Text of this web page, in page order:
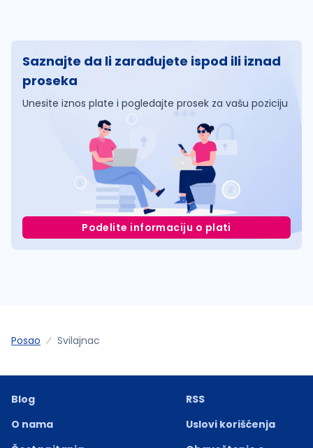
Saznajte da li zarađujete ispod ili iznad
proseka
Unesite iznos plate i pogledajte prosek za vašu poziciju
Podelite informaciju o plati
Posao Svilajnac
Blog
O nama
RSS
Uslovi korišćenja